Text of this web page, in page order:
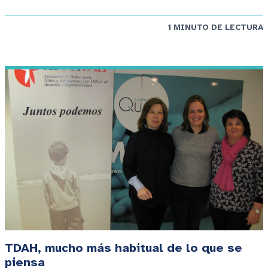
1 MINUTO DE LECTURA
TDAH, mucho más habitual de lo que se
piensa